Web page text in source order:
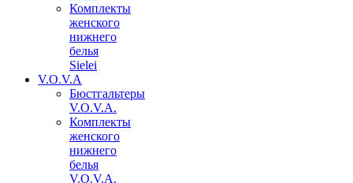
Комплекты
женского
нижнего
белья
Sielei
V.O.V.A
Бюстгальтеры
V.O.V.A.
Комплекты
женского
нижнего
белья
V.O.V.A.